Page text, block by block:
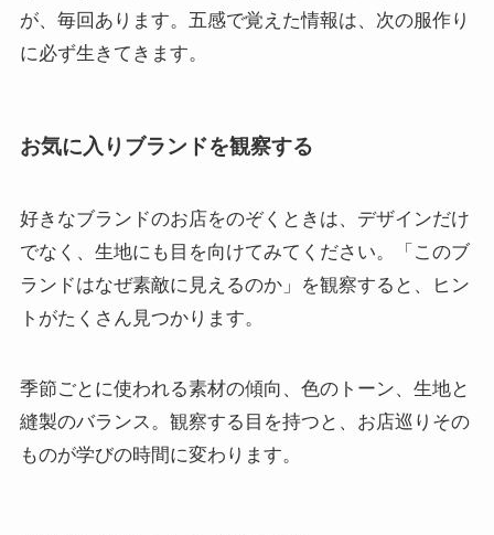
が、毎回あります。五感で覚えた情報は、次の服作り
に必ず生きてきます。
お気に入りブランドを観察する
好きなブランドのお店をのぞくときは、デザインだけ
でなく、生地にも目を向けてみてください。「このブ
ランドはなぜ素敵に見えるのか」を観察すると、ヒン
トがたくさん見つかります。
季節ごとに使われる素材の傾向、色のトーン、生地と
縫製のバランス。観察する目を持つと、お店巡りその
ものが学びの時間に変わります。